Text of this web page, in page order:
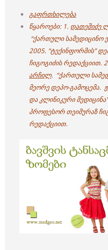
გაფრთხილება
წყაროები: 1. დათეშიძე
“ქართული სამედიცინო
2005. “ტექინფორმის”
ჩიგოგიძის რედაქციით.
არჩილ. “ქართული
მეორე დეპო-გამოცემა.
და კლინიკური
პროფესორ თეიმურაზ
რედაქციით.